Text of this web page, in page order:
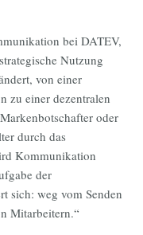
bei DATEV,
Nutzung
von einer
zu einer dezentralen
oder
durch das
Kommunikation
der
sich: weg vom Senden
Mitarbeitern.“